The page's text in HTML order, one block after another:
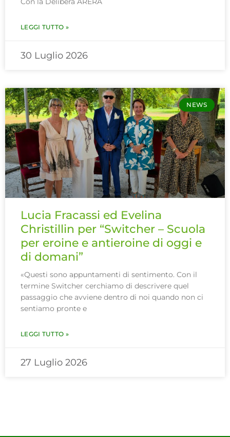
LEGGI TUTTO »
30 Luglio 2026
NEWS
Lucia Fracassi ed Evelina
Christillin per “Switcher – Scuola
per eroine e antieroine di oggi e
di domani”
«Questi sono appuntamenti di sentimento. Con il
termine Switcher cerchiamo di descrivere quel
passaggio che avviene dentro di noi quando non ci
sentiamo pronte e
LEGGI TUTTO »
27 Luglio 2026